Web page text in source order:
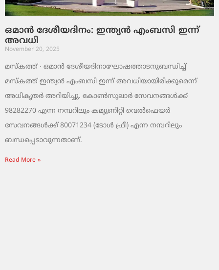
ഒമാൻ ദേശീയദിനം: ഇന്ത്യൻ എംബസി ഇന്ന്
അവധി
November 20, 2025
മസ്‌കത്ത് ∙ ഒമാൻ ദേശീയദിനാഘോഷത്താടനുബന്ധിച്ച്
മസ്‌കത്ത് ഇന്ത്യൻ എംബസി ഇന്ന് അവധിയായിരിക്കുമെന്ന്
അധികൃതർ അറിയിച്ചു. കോൺസുലാർ സേവനങ്ങൾക്ക്
98282270 എന്ന നമ്പറിലും കമ്യൂണിറ്റി വെൽഫെയർ
സേവനങ്ങൾക്ക് 80071234 (ടോൾ ഫ്രീ) എന്ന നമ്പറിലും
ബന്ധപ്പെടാവുന്നതാണ്.
Read More »